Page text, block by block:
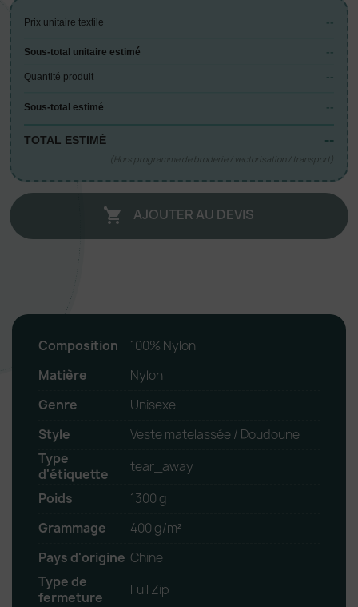
Prix unitaire textile --
Sous-total unitaire estimé --
Quantité produit --
Sous-total estimé --
TOTAL ESTIMÉ --
(Hors programme de broderie / vectorisation / transport)
 AJOUTER AU DEVIS
Composition
100% Nylon
Matière
Nylon
Genre
Unisexe
Style
Veste matelassée / Doudoune
Type
d'étiquette
tear_away
Poids
1300 g
Grammage
400 g/m²
Pays d'origine Chine
Type de
fermeture
Full Zip